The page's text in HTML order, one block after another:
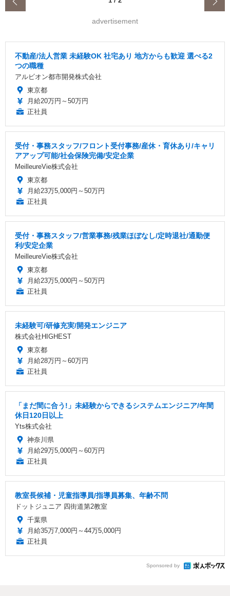
advertisement
不動産/法人営業 未経験OK 社宅あり 地方からも歓迎 選べる2
つの職種
アルビオン都市開発株式会社
東京都
月給20万円～50万円
正社員
受付・事務スタッフ/フロント受付事務/産休・育休あり/キャリ
アアップ可能/社会保険完備/安定企業
MeilleureVie株式会社
東京都
月給23万5,000円～50万円
正社員
受付・事務スタッフ/営業事務/残業ほぼなし/定時退社/通勤便
利/安定企業
MeilleureVie株式会社
東京都
月給23万5,000円～50万円
正社員
未経験可/研修充実/開発エンジニア
株式会社HIGHEST
東京都
月給28万円～60万円
正社員
「まだ間に合う!」未経験からできるシステムエンジニア/年間
休日120日以上
Yts株式会社
神奈川県
月給29万5,000円～60万円
正社員
教室長候補・児童指導員/指導員募集、年齢不問
ドットジュニア 四街道第2教室
千葉県
月給35万7,000円～44万5,000円
正社員
Sponsored by